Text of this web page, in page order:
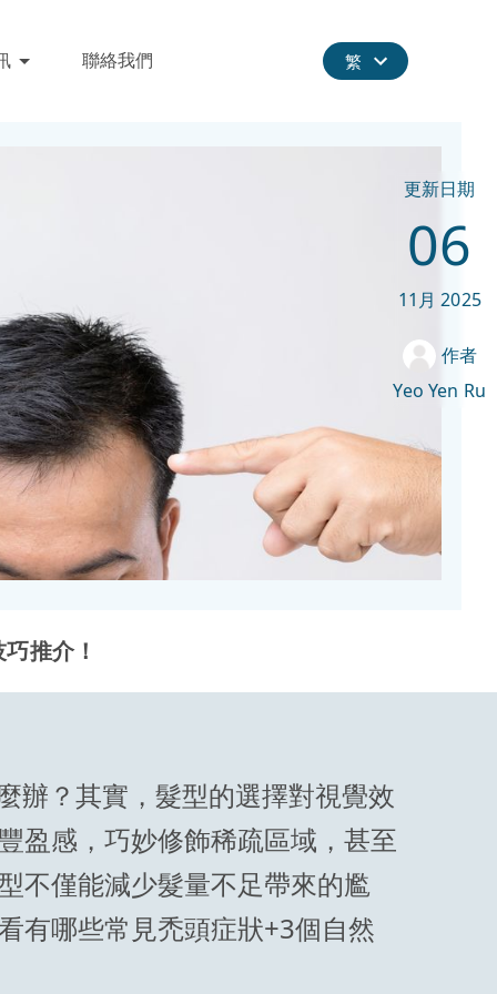
更新日期
06
11月 2025
作者
Yeo Yen Ru
聯絡我們 繁
推介！
辦？其實，髮型的選擇對視覺效
盈感，巧妙修飾稀疏區域，甚至
不僅能減少髮量不足帶來的尷
有哪些常見禿頭症狀+3個自然